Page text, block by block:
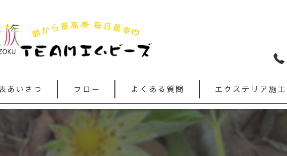
あいさつ フロー よくある質問 エクステリア施